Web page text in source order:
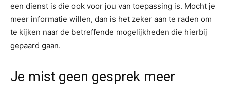
een dienst is die ook voor jou van toepassing is. Mocht je
meer informatie willen, dan is het zeker aan te raden om
te kijken naar de betreffende mogelijkheden die hierbij
gepaard gaan.
Je mist geen gesprek meer